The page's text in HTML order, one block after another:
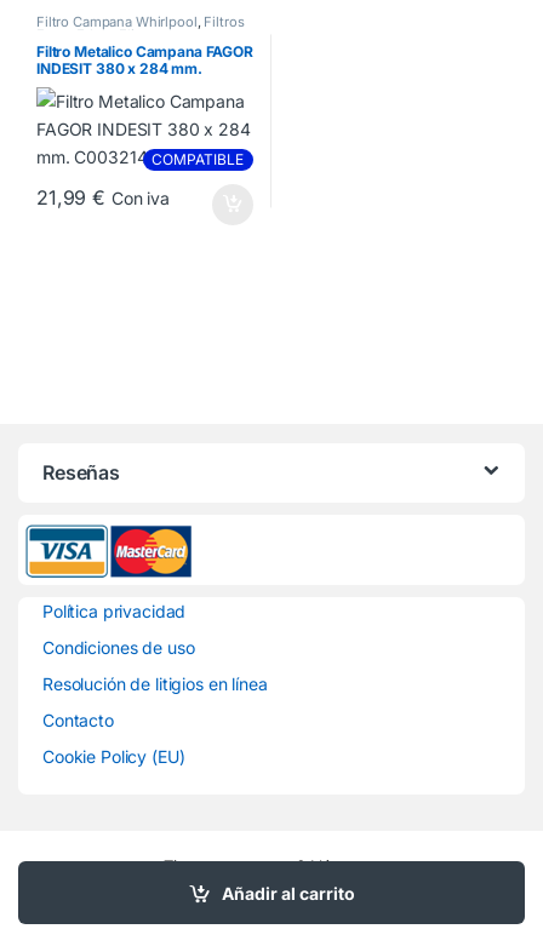
Añadir al carrito
Filtro Campana Whirlpool, Filtros
Fagor Edesa Elica
Filtro Metalico Campana FAGOR
INDESIT 380 x 284 mm.
C00321464
COMPATIBLE
21,99€ Con iva
Reseñas
Política privacidad
Condiciones de uso
Resolución de litigios en línea
Contacto
Cookie Policy (EU)
Tienes preguntas ? Llámanos
977203131